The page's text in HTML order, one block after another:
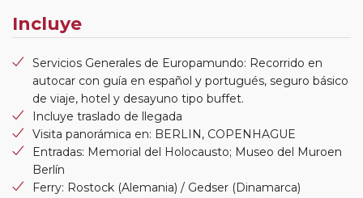
Incluye
Servicios Generales de Europamundo: Recorrido en
autocar con guía en español y portugués, seguro básico
de viaje, hotel y desayuno tipo buffet.
Incluye traslado de llegada
Visita panorámica en: BERLIN, COPENHAGUE
Entradas: Memorial del Holocausto; Museo del Muroen
Berlín
Ferry: Rostock (Alemania) / Gedser (Dinamarca)